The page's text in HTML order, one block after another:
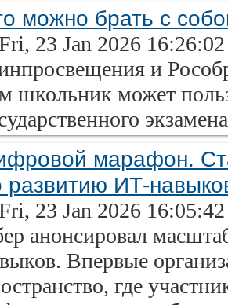
можно брать с
23 Jan 2026
и
школьник может
марафон.
развитию ИТ-
23 Jan 2026
анонсировал
Впервые
где